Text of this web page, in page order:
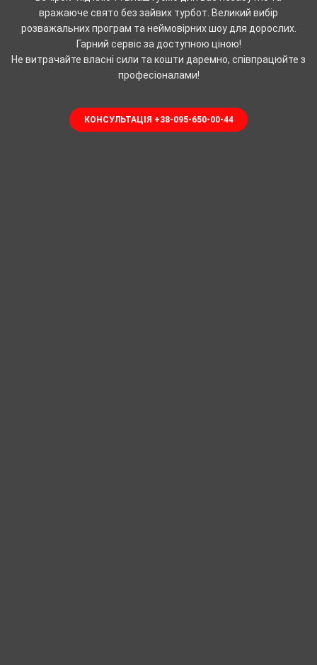
вражаюче свято без зайвих турбот. Великий вибір
розважальних програм та неймовірних шоу для дорослих.
Гарний сервіс за доступною ціною!
Не витрачайте власні сили та кошти даремно, співпрацюйте з
професіоналами!
КОНСУЛЬТАЦІЯ +38-095-650-00-44